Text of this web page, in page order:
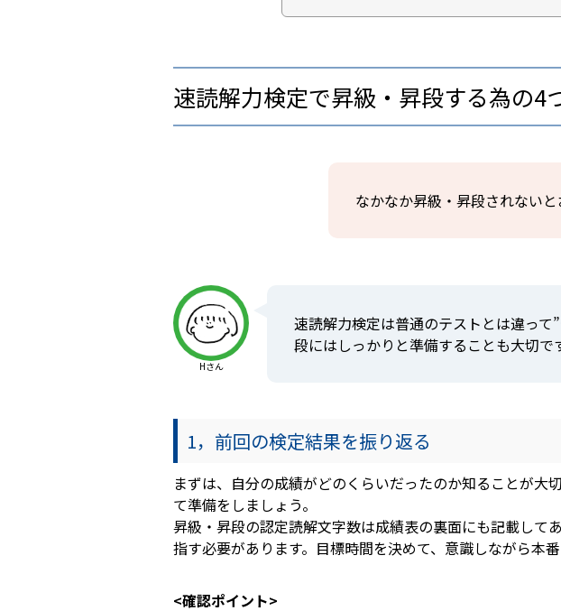
速読解力検定で昇級・昇段する為の4
なかなか昇級・昇段されない
Hさん
速読解力検定は普通のテストとは違っ
段にはしっかりと準備することも大切で
1，前回の検定結果を振り返る
まずは、自分の成績がどのくらいだったのか知ることが
て準備をしましょう。
昇級・昇段の認定読解文字数は成績表の裏面にも記載して
指す必要があります。目標時間を決めて、意識しながら本番
<確認ポイント>